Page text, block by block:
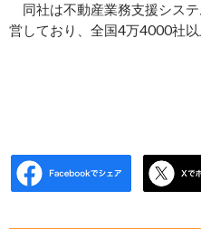
同社は不動産業務支援シス
営しており、全国4万4000社以